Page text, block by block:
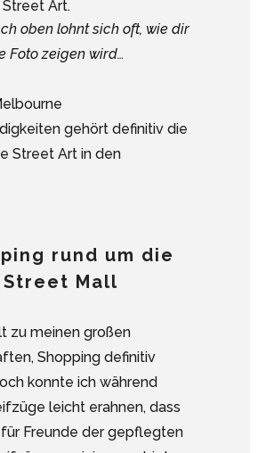
oben lohnt sich oft, wie dir
Foto zeigen wird…
rund um die
Street Mall
zu meinen großen
Shopping definitiv
konnte ich während
leicht erahnen, dass
Freunde der gepflegten